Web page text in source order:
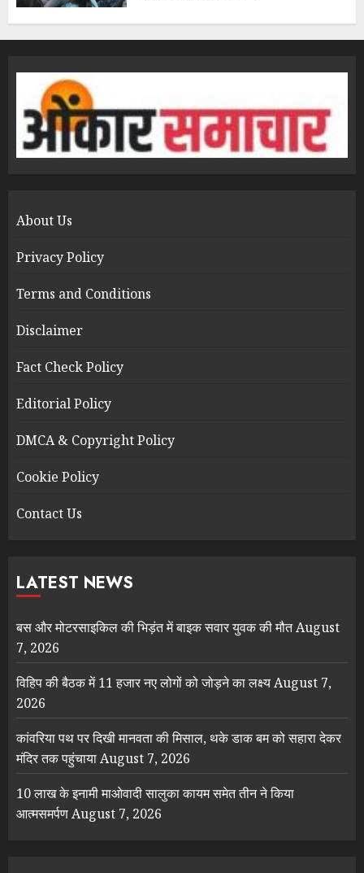
About Us
Privacy Policy
Terms and Conditions
Disclaimer
Fact Check Policy
Editorial Policy
DMCA & Copyright Policy
Cookie Policy
Contact Us
LATEST NEWS
बस और मोटरसाइकिल की भिड़ंत में बाइक सवार युवक की मौतAugust
7, 2026
विहिप की बैठक में 11 हजार नए लोगों को जोड़ने का लक्ष्यAugust 7,
2026
कांवरिया पथ पर दिखी मानवता की मिसाल, थके डाक बम को सहारा देकर
मंदिर तक पहुंचायाAugust 7, 2026
10 लाख के इनामी माओवादी सालुका कायम समेत तीन ने किया
आत्मसमर्पणAugust 7, 2026